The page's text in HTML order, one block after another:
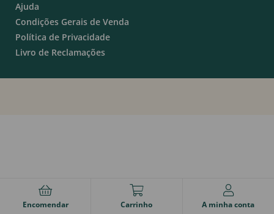
Ajuda
Condições Gerais de Venda
Política de Privacidade
Livro de Reclamações
Encomendar Carrinho A minha conta